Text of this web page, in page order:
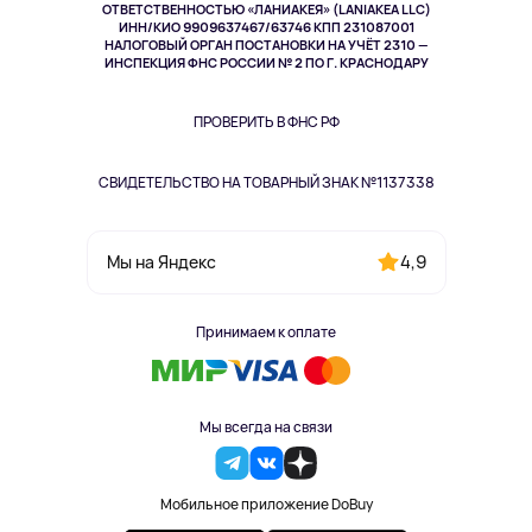
ОТВЕТСТВЕННОСТЬЮ «ЛАНИАКЕЯ» (LANIAKEA LLC)
ИНН/КИО 9909637467/63746 КПП 231087001
НАЛОГОВЫЙ ОРГАН ПОСТАНОВКИ НА УЧЁТ 2310 —
ИНСПЕКЦИЯ ФНС РОССИИ № 2 ПО Г. КРАСНОДАРУ
ПРОВЕРИТЬ В ФНС РФ
СВИДЕТЕЛЬСТВО НА ТОВАРНЫЙ ЗНАК №1137338
Мы на Яндекс 4,9
Принимаем к оплате
Мы всегда на связи
Мобильное приложение DoBuy
Здоровье питомцев
Одежда и аксессуары